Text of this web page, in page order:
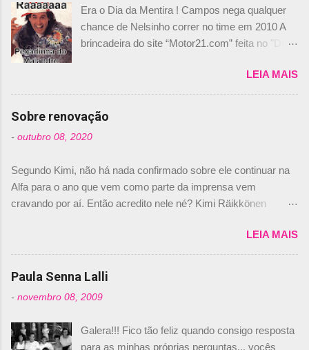
Era o Dia da Mentira ! Campos nega qualquer
chance de Nelsinho correr no time em 2010 A
brincadeira do site “Motor21.com” feita no "Día
de abril –, afirmando que Nelson Piquet havia
comprado 15% das ações da Campos, dando,
com isso, um lugar no time a Nelsinho Piquet,
foi esclarecida de uma vez por todas por
Daniele Audetto, diretor da escuderia. O
não será o companheiro de Bruno Senna em
2010. "Na verdade, nós recebemos uma oferta
de Piquet", admitiu Audetto. “Mas depois de ter
dois brasileiros”, explicou, dizendo ainda que
não tem nada contra o filho do tricampeão
Nelson Piquet. “Ele é um bom piloto, rápido e
experiente.” Audetto disse ainda que a suposta
não corresponde à realidade. “O suposto 15%
de investimento seria menor do que aquilo que
LEIA MAIS
Sobre renovação
- outubro 08, 2020
Segundo Kimi, não há nada confirmado sobre ele continuar na
Alfa para o ano que vem como parte da imprensa vem
cravando por aí. Então acredito nele né? Kimi Räikkönen
truth but I’ve never had an option in my contract so that’s
should, pretty much, tell you that it’s not true." #Kimi7 #EifelGP
#AlfaRomeoRacing pic.twitter.com/77EDVn39Ia — Kimi
Romain falando sobre o fato do Iceman estar há tantos anos na
@RGrosjean ! #EifelGP 🇩🇪 #F1
LEIA MAIS
Paula Senna Lalli
- novembro 08, 2009
Galera!!! Fico tão feliz quando consigo resposta
para as minhas próprias perguntas... vocês